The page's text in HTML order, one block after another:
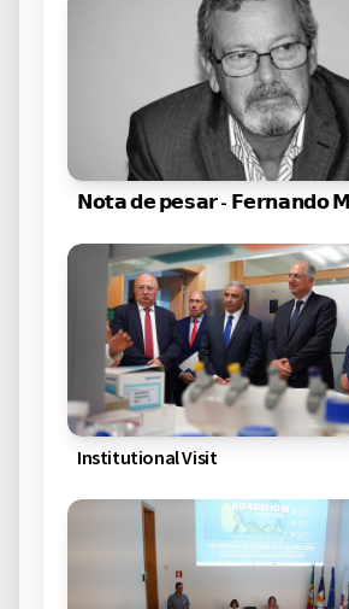
𝗡𝗼𝘁𝗮 𝗱𝗲 𝗽𝗲𝘀𝗮𝗿 - 𝗙𝗲𝗿𝗻𝗮𝗻𝗱𝗼
Institutional Visit